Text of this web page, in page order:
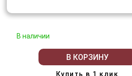
В наличии
В КОРЗИНУ
Купить в 1 клик